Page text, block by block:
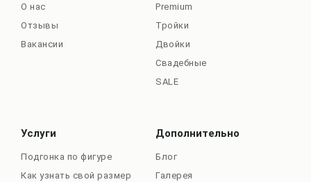
О нас
Отзывы
Вакансии
Premium
Тройки
Двойки
Свадебные
SALE
Услуги
Подгонка по фигуре
Как узнать свой размер
Дополнительно
Блог
Галерея